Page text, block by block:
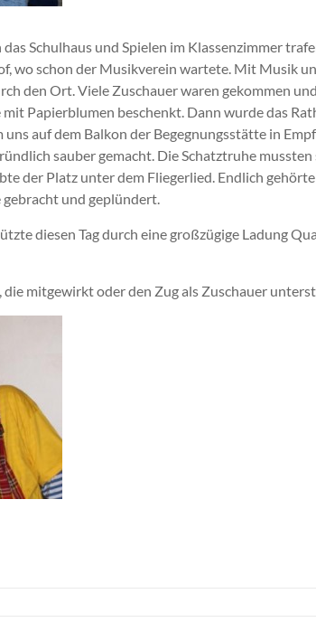
Schulhaus und Spielen im Klassenzimmer
wo schon der Musikverein wartete. Mit Musik
den Ort. Viele Zuschauer waren gekommen
Papierblumen beschenkt. Dann wurde das
auf dem Balkon der Begegnungsstätte in
sauber gemacht. Die Schatztruhe mussten
der Platz unter dem Fliegerlied. Endlich
gebracht und geplündert.
diesen Tag durch eine großzügige Ladung
die mitgewirkt oder den Zug als Zuschauer